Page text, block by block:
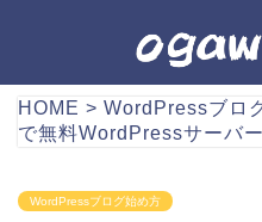
HOME > WordPressブロ
で無料WordPressサーバ
WordPressブログ始め方